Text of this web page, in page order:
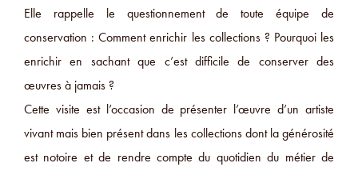
Elle rappelle le questionnement de toute équipe de
conservation : Comment enrichir les collections ? Pourquoi les
enrichir en sachant que c’est difficile de conserver des
œuvres à jamais ?
Cette visite est l’occasion de présenter l’œuvre d’un artiste
vivant mais bien présent dans les collections dont la générosité
est notoire et de rendre compte du quotidien du métier de